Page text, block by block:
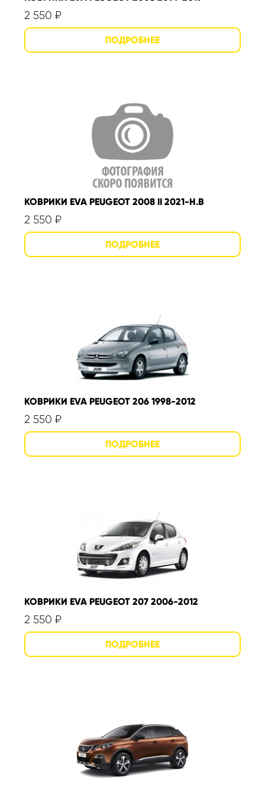
2 550 ₽
КОВРИКИ EVA PEUGEOT 2008 II 2021-Н.В
2 550 ₽
КОВРИКИ EVA PEUGEOT 206 1998-2012
2 550 ₽
КОВРИКИ EVA PEUGEOT 207 2006-2012
2 550 ₽